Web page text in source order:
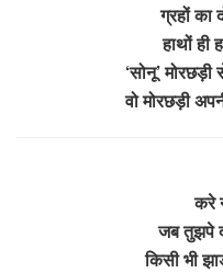
ग्रहों का
हाथों ही
‘सोनू’
वो मोरछड़ी
करे
जब तुझपे
किसी भी